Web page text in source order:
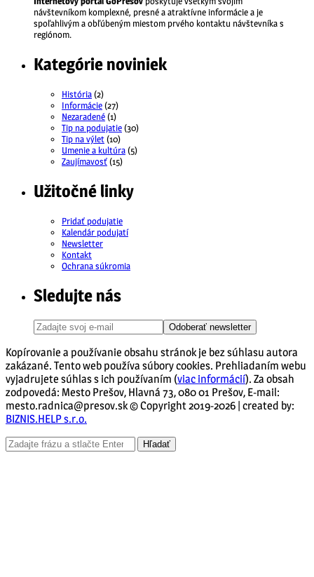
návštevníkom komplexné, presné a atraktívne informácie a je
spoľahlivým a obľúbeným miestom prvého kontaktu návštevníka s
regiónom.
Kategórie noviniek
História(2)
Informácie(27)
Nezaradené(1)
Tip na podujatie(30)
Tip na výlet(10)
Umenie a kultúra(5)
Zaujímavosť(15)
Užitočné linky
Pridať podujatie
Kalendár podujatí
Newsletter
Kontakt
Ochrana súkromia
Sledujte nás
Odoberať newsletter
Kopírovanie a používanie obsahu stránok je bez súhlasu autora
zakázané. Tento web používa súbory cookies. Prehliadaním webu
vyjadrujete súhlas s ich používaním (viac informácií). Za obsah
zodpovedá: Mesto Prešov, Hlavná 73, 080 01 Prešov, E-mail:
mesto.radnica@presov.sk © Copyright 2019-2026 | created by:
BIZNIS.HELP s.r.o.